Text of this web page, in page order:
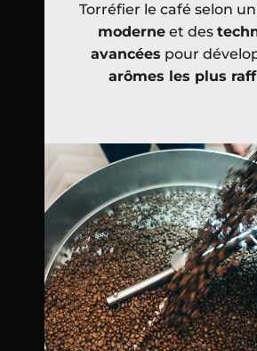
Torréfier le café selon un
moderne et des
avancées pour
arômes les plus